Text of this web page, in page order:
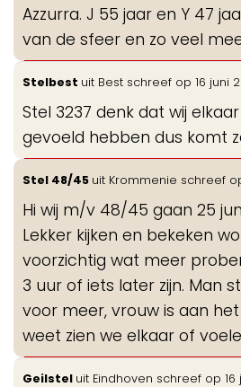
Azzurra. J 55 jaar en Y 47
van de sfeer en zo veel
Stelbest uit Best schreef op 16 juni
Stel 3237 denk dat wij
gevoeld hebben dus komt
Stel 48/45 uit Krommenie schreef
Hi wij m/v 48/45 gaan 25
Lekker kijken en bekeken
voorzichtig wat meer
3 uur of iets later zijn. Man
voor meer, vrouw is aan
weet zien we elkaar of
Geilstel uit Eindhoven schreef op 16